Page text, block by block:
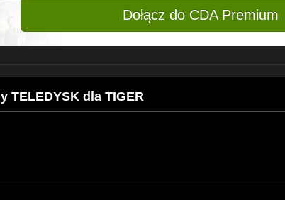
Dołącz do CDA Premium
TELEDYSK dla TIGER